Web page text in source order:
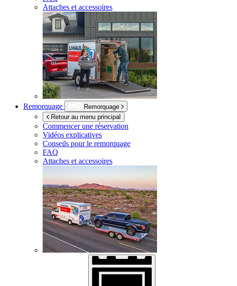
Attaches et accessoires
Remorquage
Remorquage
Retour au menu principal
Commencer une réservation
Vidéos explicatives
Conseils pour le remorquage
FAQ
Attaches et accessoires